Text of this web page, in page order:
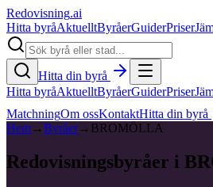
Redovisning.ai
Hitta byråAktuelltByråerGuiderPriser
Hitta din byrå
Hitta byråAktuelltByråerGuiderPriser
MatchningOm ossKontaktHitta din byrå
Hem→Byråer→ BROMÖLLA
Redovisningsbyråer i